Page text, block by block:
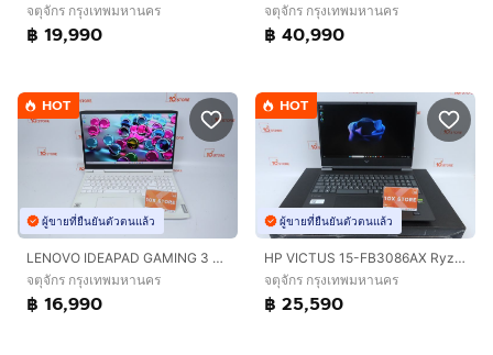
จตุจักร กรุงเทพมหานคร
฿ 19,990
จตุจักร กรุงเทพมหานคร
฿ 40,990
HOT
ผู้ขายที่ยืนยันตัวตนแล้ว
LENOVO IDEAPAD GAMING 3 Core i5-12500H RTX3050TI 24 - 1.5TB
จตุจักร กรุงเทพมหานคร
฿ 16,990
HOT
ผู้ขายที่ยืนยันตัวตนแล้ว
HP VICTUS 15-FB3086AX Ryzen 7 7445HS.RTX4050 RAM16.512GB
จตุจักร กรุงเทพมหานคร
฿ 25,590